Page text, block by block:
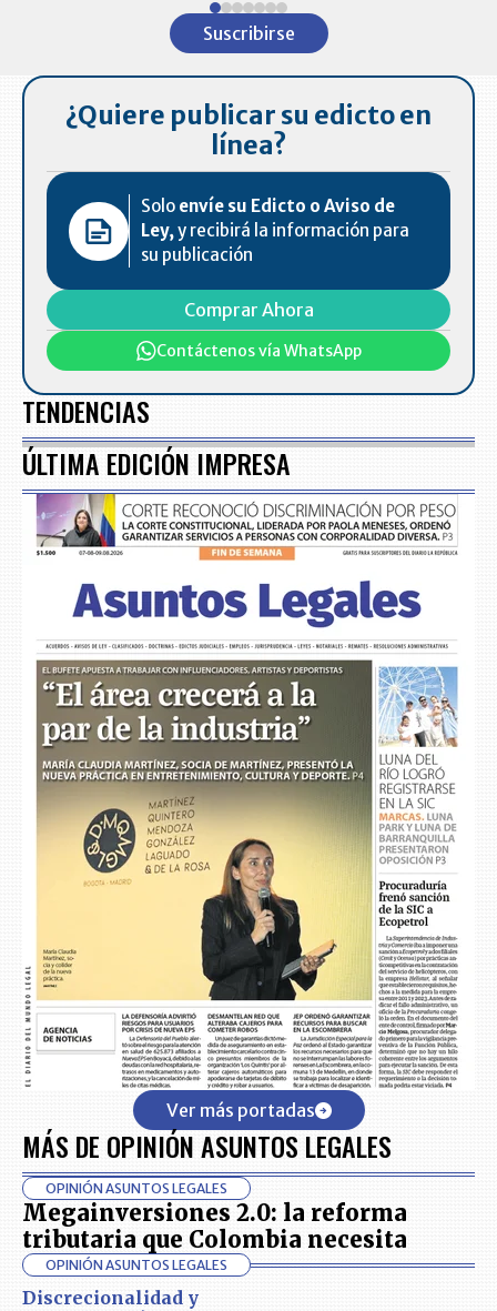
Suscribirse
¿Quiere publicar su edicto en
línea?
Solo envíe su Edicto o Aviso de
Ley,y recibirá la información para
su publicación
Comprar Ahora
Contáctenos vía WhatsApp
TENDENCIAS
ÚLTIMA EDICIÓN IMPRESA
Ver más portadas
MÁS DE OPINIÓN ASUNTOS LEGALES
OPINIÓN ASUNTOS LEGALES
Megainversiones 2.0: la reforma
tributaria que Colombia necesita
OPINIÓN ASUNTOS LEGALES
Discrecionalidad y